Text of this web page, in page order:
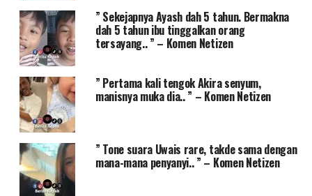
” Sekejapnya Ayash dah 5 tahun. Bermakna
dah 5 tahun ibu tinggalkan orang
tersayang.. ” – Komen Netizen
” Pertama kali tengok Akira senyum,
manisnya muka dia.. ” – Komen Netizen
” Tone suara Uwais rare, takde sama dengan
mana-mana penyanyi.. ” – Komen Netizen